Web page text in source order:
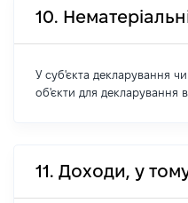
10.
У суб'єкта декларування чи
об'єкти для декларування
11. Доходи, у